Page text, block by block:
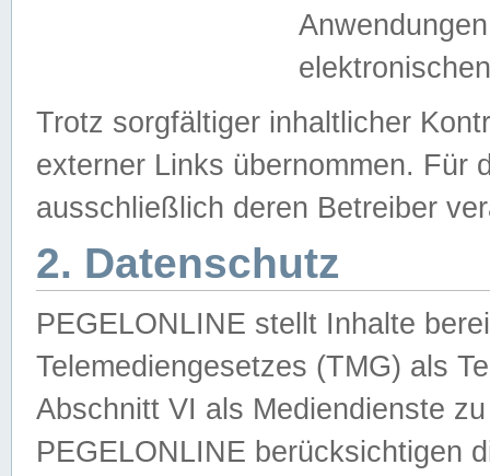
Trotz sorgfältiger inhaltlicher
externer Links übernommen. Für
ausschließlich deren Betreiber
2. Datenschutz
PEGELONLINE stellt Inhalte
Telemediengesetzes (TMG) als
Abschnitt VI als Mediendienste
PEGELONLINE berücksichtigen